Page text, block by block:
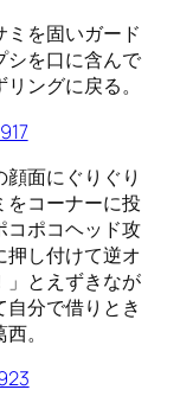
ミを固いガード
シを口に含んで
ングに戻る。
面にぐりぐり
をコーナーに投
コポコヘッド攻
押し付けて逆オ
」とえずきなが
分で借りとき
。